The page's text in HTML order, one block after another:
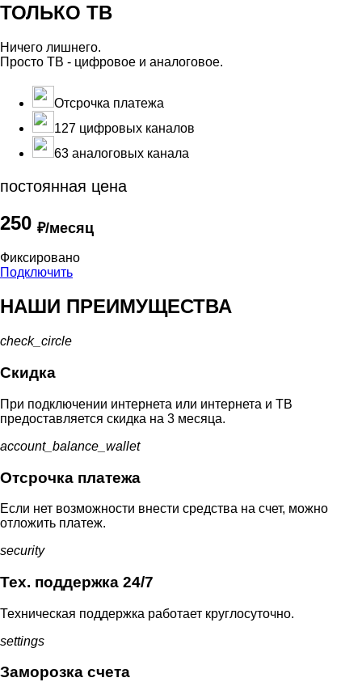
ТОЛЬКО ТВ
Ничего лишнего.
Просто ТВ - цифровое и аналоговое.
Отсрочка платежа
127 цифровых каналов
63 аналоговых канала
постоянная цена
250 ₽/месяц
Фиксировано
Подключить
НАШИ ПРЕИМУЩЕСТВА
check_circle
Скидка
При подключении интернета или интернета и ТВ
предоставляется скидка на 3 месяца.
account_balance_wallet
Отсрочка платежа
Если нет возможности внести средства на счет, можно
отложить платеж.
security
Тех. поддержка 24/7
Техническая поддержка работает круглосуточно.
settings
Заморозка счета